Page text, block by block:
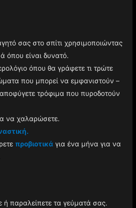
σας στο σπίτι χρησιμοποιώντας
όπου είναι δυνατό.
όπου θα γράφετε τι τρώτε
που μπορεί να εμφανιστούν –
τρόφιμα που πυροδοτούν
να χαλαρώσετε.
προβιοτικά για ένα μήνα για να
ή παραλείπετε τα γεύματά σας.